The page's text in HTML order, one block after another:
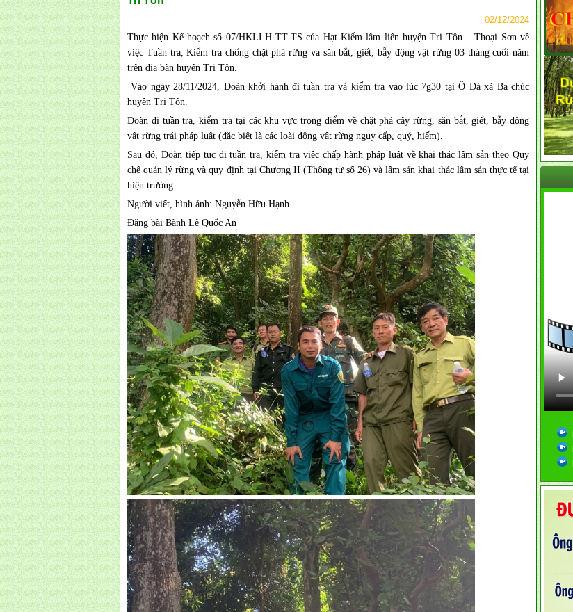
02/12/2024
Thực hiện Kế hoạch số 07/HKLLH TT-TS của Hạt Kiểm lâm liên huyện Tri Tôn – Thoại Sơn về
việc Tuần tra, Kiểm tra chống chặt phá rừng và săn bắt, giết, bẫy động vật rừng 03 tháng cuối năm
trên địa bàn huyện Tri Tôn.
Vào ngày 28/11/2024, Đoàn khởi hành đi tuần tra và kiểm tra vào lúc 7g30 tại Ô Đá xã Ba chúc
huyện Tri Tôn.
Đoàn đi tuần tra, kiểm tra tại các khu vực trọng điểm về chặt phá cây rừng, săn bắt, giết, bẫy động
vật rừng trái pháp luật (đặc biệt là các loài động vật rừng nguy cấp, quý, hiếm).
Sau đó, Đoàn tiếp tục đi tuần tra, kiểm tra việc chấp hành pháp luật về khai thác lâm sản theo Quy
chế quản lý rừng và quy định tại Chương II (Thông tư số 26) và lâm sản khai thác lâm sản thực tế tại
hiện trường.
Người viết, hình ảnh: Nguyễn Hữu Hạnh
Đăng bài Bành Lê Quốc An